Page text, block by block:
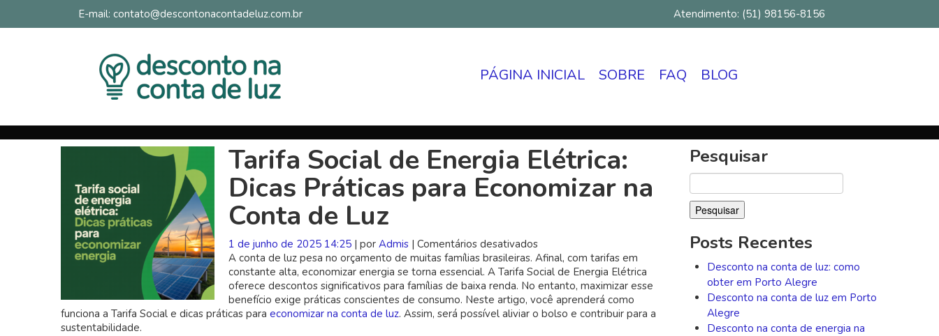
E-mail: contato@descontonacontadeluz.com.br Atendimento: (51) 98156-8156
PÁGINA INICIAL SOBRE FAQ BLOG
Tarifa Social de Energia Elétrica:
Dicas Práticas para Economizar na
Conta de Luz
1 de junho de 2025 14:25 | por Admis | Comentários desativados
Tarifa
Social
de
Energia
Elétrica:
A conta de luz pesa no orçamento de muitas famílias brasileiras. Afinal, com tarifas em
constante alta, economizar energia se torna essencial. A Tarifa Social de Energia Elétrica
oferece descontos significativos para famílias de baixa renda. No entanto, maximizar esse
benefício exige práticas conscientes de consumo. Neste artigo, você aprenderá como
funciona a Tarifa Social e dicas práticas para economizar na conta de luz. Assim, será possível aliviar o bolso e contribuir para a
sustentabilidade.
Pesquisar
Pesquisar
por:
Posts Recentes
Desconto na conta de luz: como
obter em Porto Alegre
Desconto na conta de luz em Porto
Alegre
Desconto na conta de energia na